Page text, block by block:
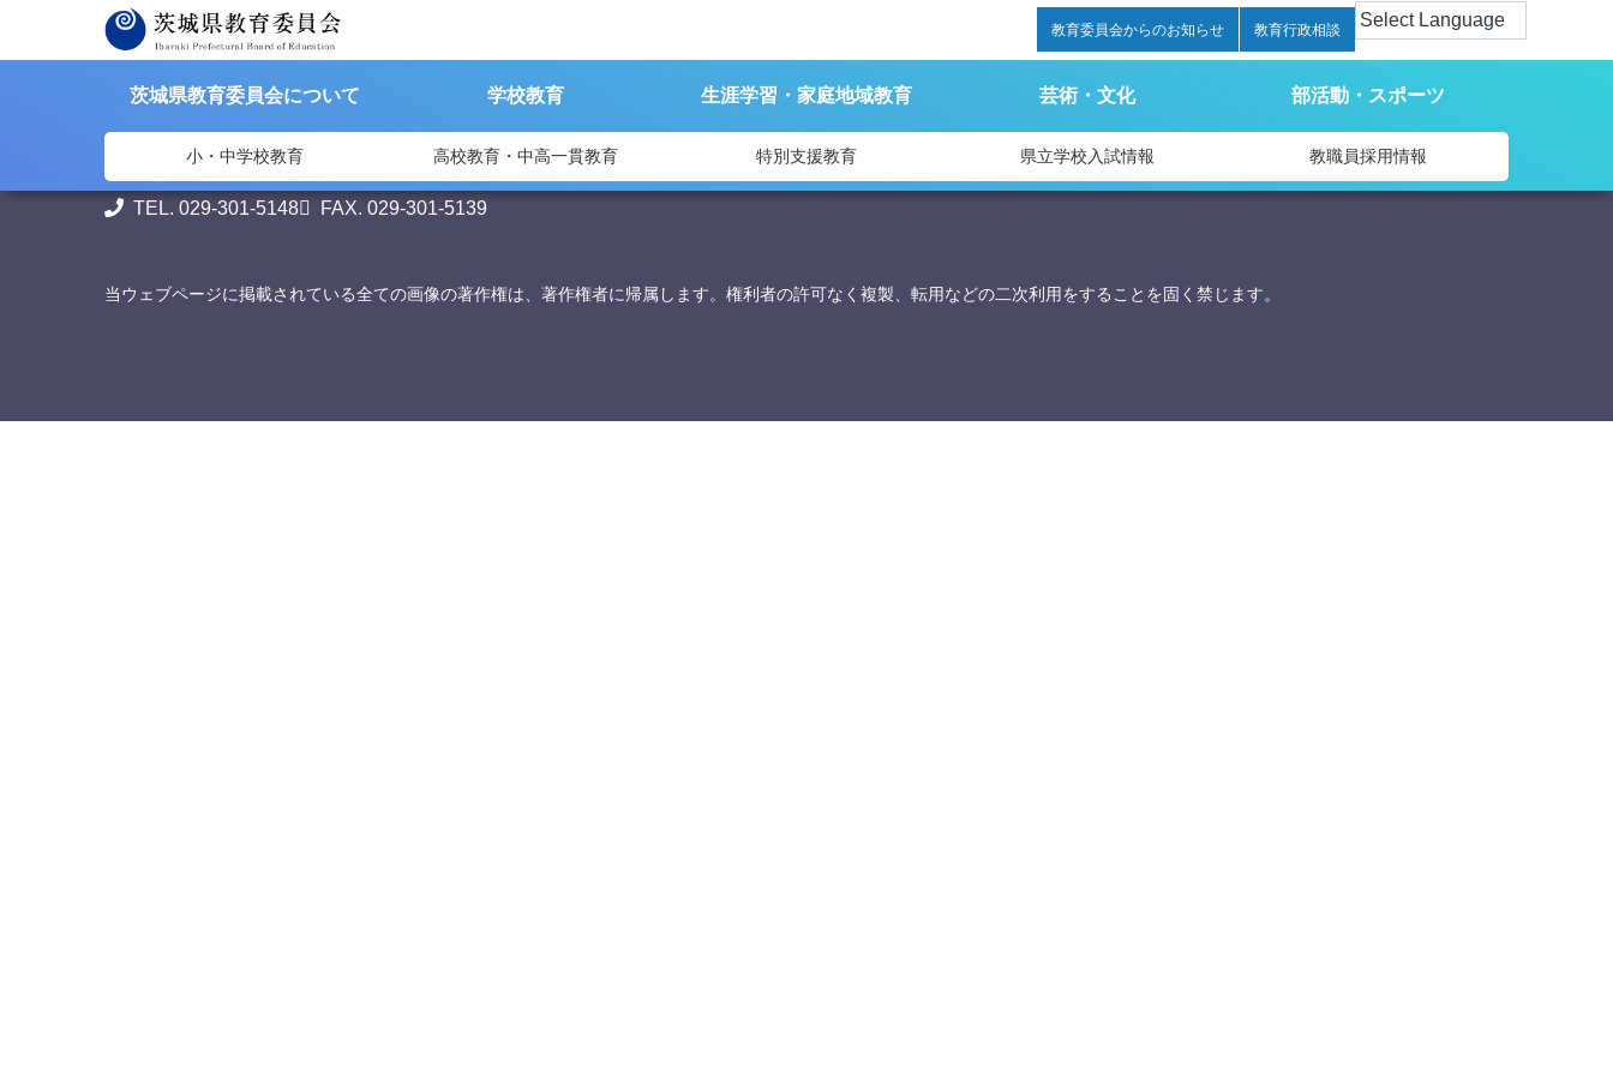
教育委員会からのお知らせ 教育行政相談
茨城県教育委員会について 学校教育 生涯学習・家庭地域教育 芸術・文化 部活動・スポーツ
小・中学校教育 高校教育・中高一貫教育 特別支援教育 県立学校入試情報 教職員採用情報
茨城県教育委員会>教育委員会からのお知らせ
〒310-8588
TEL. 029-301-5148
FAX. 029-301-5139
当ウェブページに掲載されている全ての画像の著作権は、著作権者に帰属します。権利者の許可なく複製、転用などの二次利用をすることを固く禁じます。